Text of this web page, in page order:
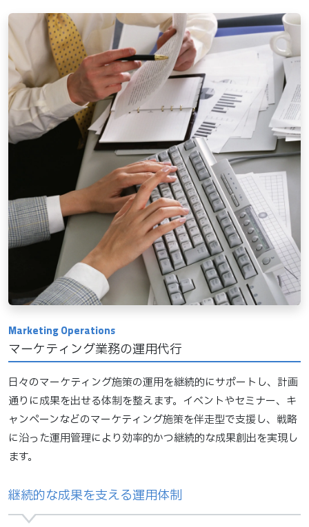
マーケティング業務の運用代行
日々のマーケティング施策の運用を継続的にサポートし、計画
通りに成果を出せる体制を整えます。イベントやセミナー、キ
ャンペーンなどのマーケティング施策を伴走型で支援し、戦略
に沿った運用管理により効率的かつ継続的な成果創出を実現し
ます。
継続的な成果を支える運用体制